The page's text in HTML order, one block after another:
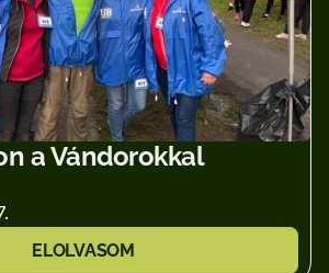
a Vándorokkal
ELOLVASOM